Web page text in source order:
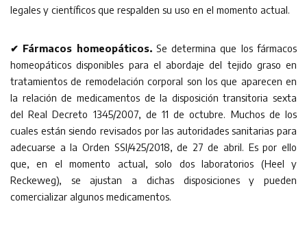
legales y científicos que respalden su uso en el momento actual.
✔ Fármacos homeopáticos. Se determina que los fármacos
homeopáticos disponibles para el abordaje del tejido graso en
tratamientos de remodelación corporal son los que aparecen en
la relación de medicamentos de la disposición transitoria sexta
del Real Decreto 1345/2007, de 11 de octubre. Muchos de los
cuales están siendo revisados por las autoridades sanitarias para
adecuarse a la Orden SSI/425/2018, de 27 de abril. Es por ello
que, en el momento actual, solo dos laboratorios (Heel y
Reckeweg), se ajustan a dichas disposiciones y pueden
comercializar algunos medicamentos.